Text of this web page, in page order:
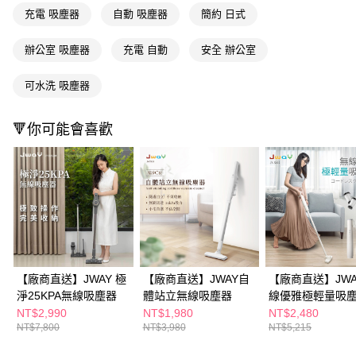
１．透過由恩沛科技股份有限公司提供之「AFTEE先享後付」服務完成之交
易，需依本服務之必要範圍內提供個人資料，並將交易相關給付款項請求債
２．關於個人資料處理事宜，請瀏覽以下網址：
３．未成年的使用者請事先徵得法定代理人或監護人之同意方可使用
「AFTEE先享後付」，若未經同意申辦者引起之損失，本公司不負相關責
４．使用「AFTEE先享後付」時，將依據個別帳號之用戶狀況，依本公司即
時審查核予不同之上限額度；若仍有額度不足之情形，本公司將視審查結果
請求用戶進行身份認證。
５．嚴禁一人註冊多個帳號或使用他人資訊註冊。若發現惡意使用之情形，
恩沛科技股份有限公司將有權停止該用戶之使用額度並採取法律行動。
充電 吸塵器 自動 吸塵器 簡約 日式
辦公室 吸塵器 充電 自動 安全 辦公室
可水洗 吸塵器
🔻你可能會喜歡
【廠商直送】JWAY 極
淨25KPA無線吸塵器
NT$2,990
NT$7,800
【廠商直送】JWAY自
體站立無線吸塵器
NT$1,980
NT$3,980
【廠商直送】
線優雅極輕量吸
JY-SV12
NT$2,480
NT$5,215